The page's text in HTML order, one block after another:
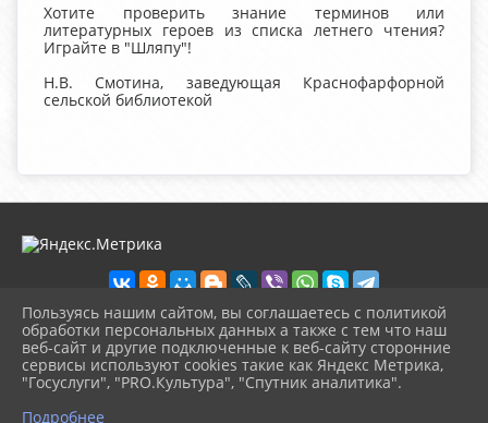
Хотите проверить знание терминов или
литературных героев из списка летнего чтения?
Играйте в "Шляпу"!
Н.В. Смотина, заведующая Краснофарфорной
сельской библиотекой
2026 г. chudovolibrary.ru
Вход
Карта сайта
Политика обработки персональных данных
Пользуясь нашим сайтом, вы соглашаетесь с политикой
обработки персональных данных а также с тем что наш
веб-сайт и другие подключенные к веб-сайту сторонние
сервисы используют cookies такие как Яндекс Метрика,
"Госуслуги", "PRO.Культура", "Спутник аналитика".
Подробнее